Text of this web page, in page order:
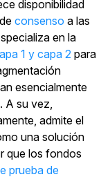
disponibilidad
consenso a las
en la
1 y capa 2 para
esencialmente
A su vez,
admite el
una solución
que los fondos
prueba de